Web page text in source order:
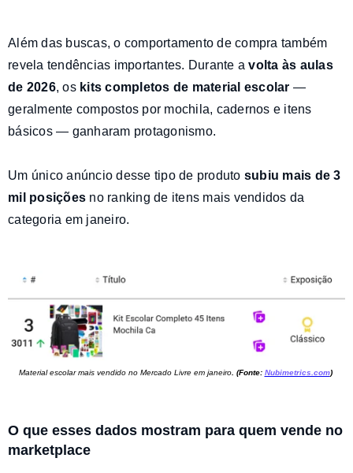
Além das buscas, o comportamento de compra também
revela tendências importantes. Durante avolta às aulas
de 2026, os kits completos de material escolar —
geralmente compostos por mochila, cadernos e itens
básicos — ganharam protagonismo.
Um único anúncio desse tipo de produto subiu mais de 3
mil posições no ranking de itens mais vendidos da
categoria em janeiro.
Material escolar mais vendido no Mercado Livre em janeiro. (Fonte: Nubimetrics.com)
O que esses dados mostram para quem vende no
marketplace